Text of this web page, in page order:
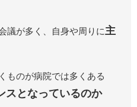
議が多く、自身や周りに主
ものが病院では多くある
スとなっているのか